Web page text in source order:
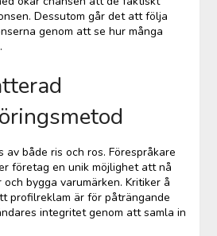
Dessutom går det att följa
genom att se hur många
av både ris och ros. Förespråkare
företag en unik möjlighet att nå
bygga varumärken. Kritiker å
profilreklam är för påträngande
integritet genom att samla in